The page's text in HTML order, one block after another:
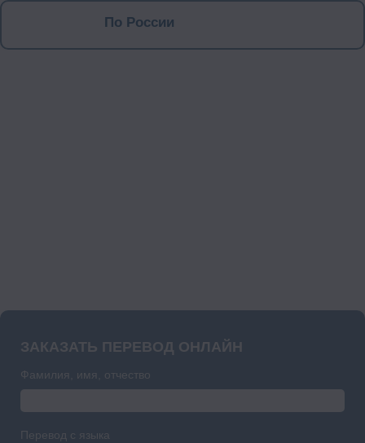
По России
ЗАКАЗАТЬ ПЕРЕВОД ОНЛАЙН
Фамилия, имя, отчество
Перевод с языка